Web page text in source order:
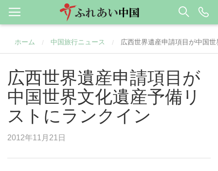
ホーム / 中国旅行ニュース / 広西世界遺産申請項目が中国
広西世界遺産申請項目が
中国世界文化遺産予備リ
ストにランクイン
2012年11月21日